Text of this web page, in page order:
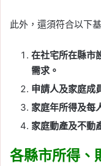
此外，還須符合以下
在社宅所在縣市
需求。
申請人及家庭成
家庭年所得及每
家庭動產及不動
各縣市所得、